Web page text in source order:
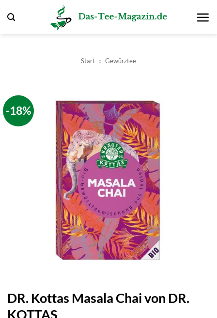
Inhalt
Start » Gewürztee
-18%
DR. Kottas Masala Chai von DR.
KOTTAS